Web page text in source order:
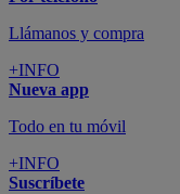
Llámanos y compra
+INFO
Nueva app
Todo en tu móvil
+INFO
Suscríbete